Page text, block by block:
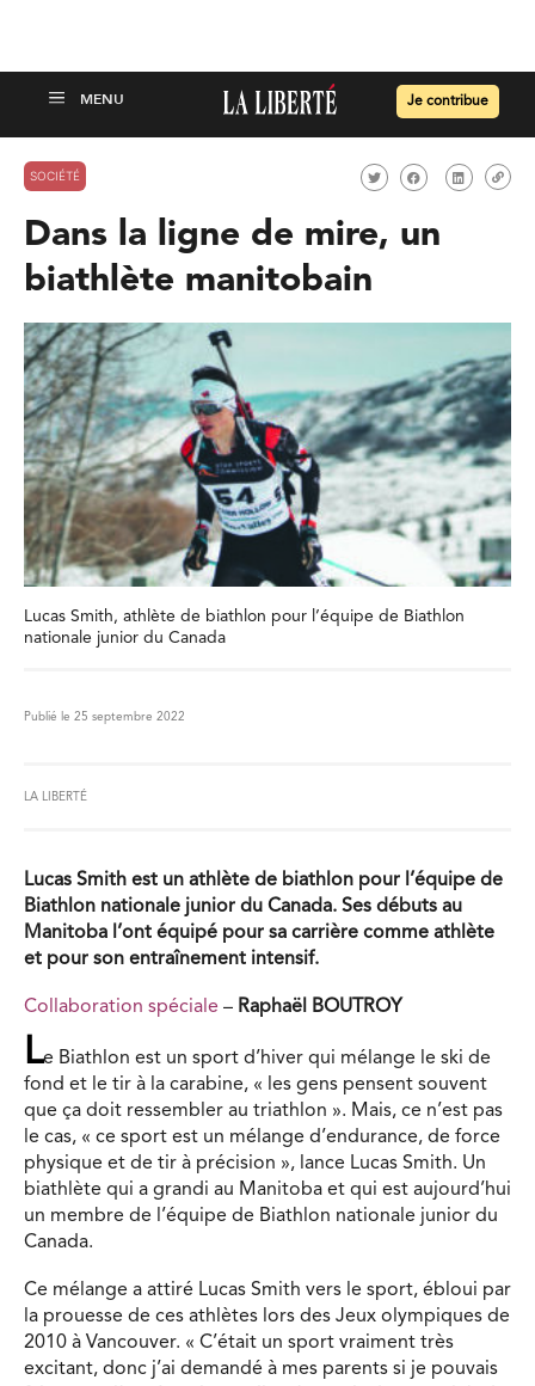
Je contribue
SOCIÉTÉ
Dans la ligne de mire, un
biathlète manitobain
Lucas Smith, athlète de biathlon pour l’équipe de Biathlon
nationale junior du Canada
Publié le 25 septembre 2022
LA LIBERTÉ
Lucas Smith est un athlète de biathlon pour l’équipe de
Biathlon nationale junior du Canada. Ses débuts au
Manitoba l’ont équipé pour sa carrière comme athlète
et pour son entraînement intensif.
Collaboration spéciale – Raphaël BOUTROY
Le Biathlon est un sport d’hiver qui mélange le ski de
fond et le tir à la carabine, « les gens pensent souvent
que ça doit ressembler au triathlon ». Mais, ce n’est pas
le cas, « ce sport est un mélange d’endurance, de force
physique et de tir à précision », lance Lucas Smith. Un
biathlète qui a grandi au Manitoba et qui est aujourd’hui
un membre de l’équipe de Biathlon nationale junior du
Canada.
Ce mélange a attiré Lucas Smith vers le sport, ébloui par
la prouesse de ces athlètes lors des Jeux olympiques de
2010 à Vancouver. « C’était un sport vraiment très
excitant, donc j’ai demandé à mes parents si je pouvais